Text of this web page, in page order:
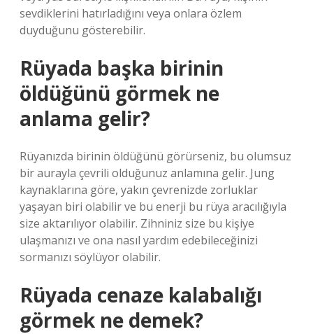
sevdiklerini hatırladığını veya onlara özlem
duyduğunu gösterebilir.
Rüyada başka birinin
öldüğünü görmek ne
anlama gelir?
Rüyanızda birinin öldüğünü görürseniz, bu olumsuz
bir aurayla çevrili olduğunuz anlamına gelir. Jung
kaynaklarına göre, yakın çevrenizde zorluklar
yaşayan biri olabilir ve bu enerji bu rüya aracılığıyla
size aktarılıyor olabilir. Zihniniz size bu kişiye
ulaşmanızı ve ona nasıl yardım edebileceğinizi
sormanızı söylüyor olabilir.
Rüyada cenaze kalabalığı
görmek ne demek?